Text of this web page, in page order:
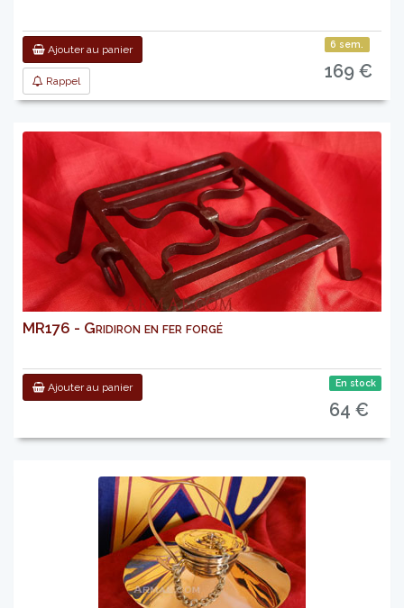
Ajouter au panier
Rappel
6 sem.
169 €
MR176 - Gridiron en fer forgé
Ajouter au panier En stock
64 €